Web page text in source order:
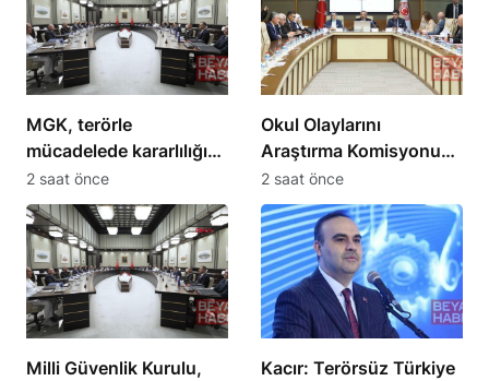
MGK, terörle
mücadelede kararlılığın
süreceğini açıkladı
2 saat önce
Okul Olaylarını
Araştırma Komisyonu
milletvekilleri önerilerini
sundu
2 saat önce
Milli Güvenlik Kurulu,
Kacır: Terörsüz Türkiye